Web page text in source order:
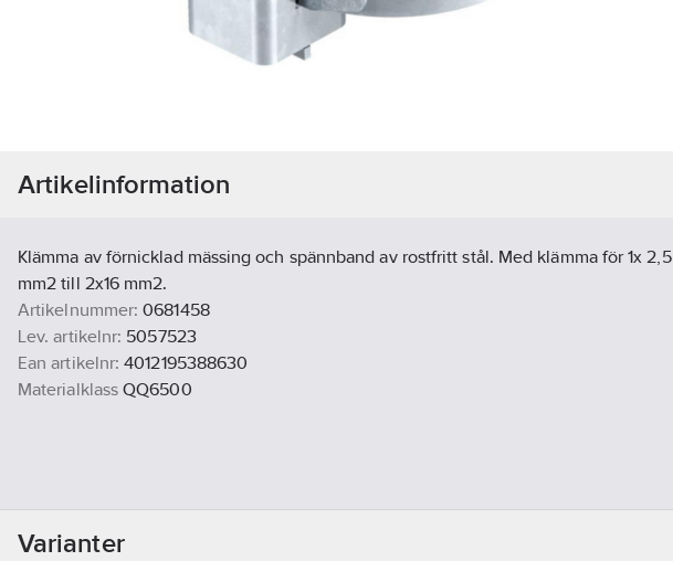
Artikelinformation
Klämma av förnicklad mässing och spännband av rostfritt stål. Med klämma för 1x 2,5
mm2 till 2x16 mm2.
Artikelnummer: 0681458
Lev. artikelnr: 5057523
Ean artikelnr: 4012195388630
Materialklass QQ6500
Varianter